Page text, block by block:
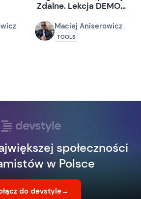
Zdalne. Lekcja DEMO
Kursu Gita.
Maciej Aniserowicz
TOOLS
społeczności
w Polsce
do devstyle→